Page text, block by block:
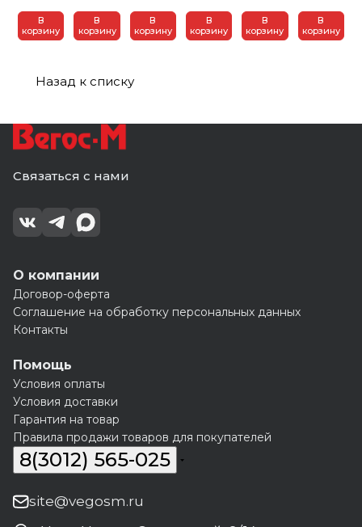
В
корзину
(уп.144шт)
В
корзину
мм)
(уп.54шт)
В
корзину
В
корзину
В
корзину
В
корзину
Назад к списку
Связаться с нами
О компании
Договор-оферта
Соглашение на обработку персональных данных
Контакты
Помощь
Условия оплаты
Условия доставки
Гарантия на товар
Правила продажи товаров для покупателей
8(3012) 565-025
site@vegosm.ru